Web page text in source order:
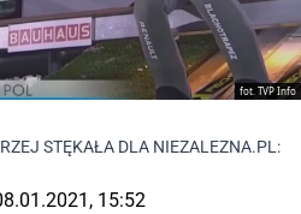
fot. TVP Info
STĘKAŁA DLA NIEZALEZNA.PL:
15:52